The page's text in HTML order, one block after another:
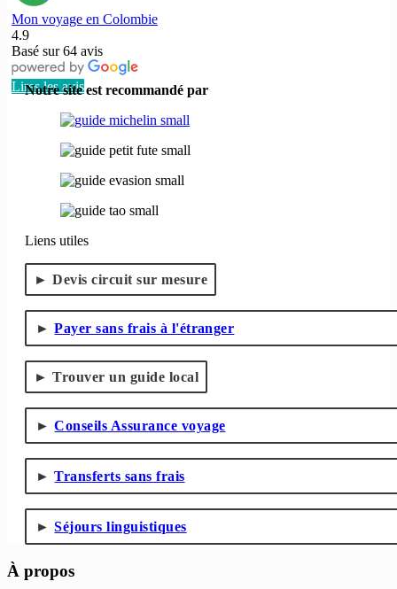
Mon voyage en Colombie
4.9
Basé sur64 avis
Lires les avis
Notre site est recommandé par
Liens utiles
Devis circuit sur mesure
Payer sans frais à l'étranger
Trouver un guide local
Conseils Assurance voyage
Transferts sans frais
Séjours linguistiques
À propos